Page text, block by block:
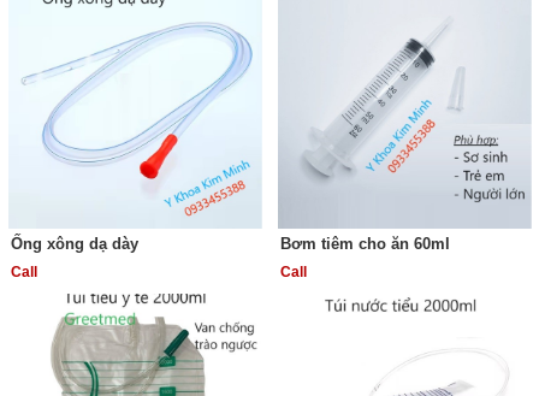
Ống xông dạ dày
Call
Bơm tiêm cho ăn 60ml
Call